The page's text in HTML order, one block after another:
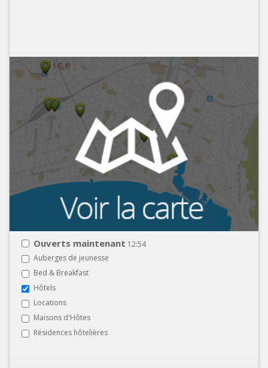
Ouverts maintenant 12:54
Auberges de jeunesse
Bed & Breakfast
Hôtels
Locations
Maisons d'Hôtes
Résidences hôtelières